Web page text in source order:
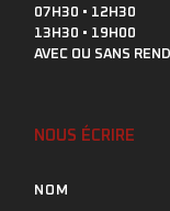
07H30 • 12H30
13H30 • 19H00
AVEC OU SANS
NOUS ÉCRIRE
NOM